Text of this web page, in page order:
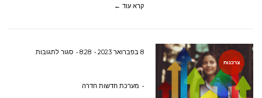
קרא עוד ←
צרכנות
8 בפברואר 2023 8:28 סגור לתגובותעל
מערכת חדשות חדרה